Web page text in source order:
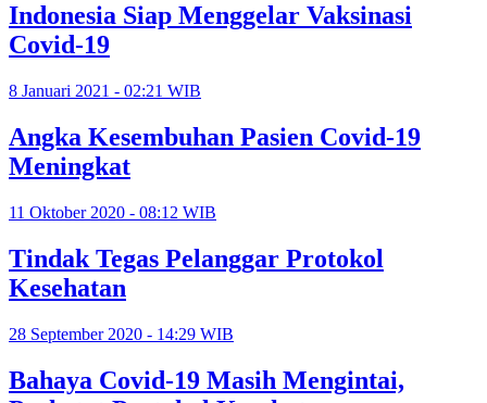
Indonesia Siap Menggelar Vaksinasi
Covid-19
8 Januari 2021 - 02:21 WIB
Angka Kesembuhan Pasien Covid-19
Meningkat
11 Oktober 2020 - 08:12 WIB
Tindak Tegas Pelanggar Protokol
Kesehatan
28 September 2020 - 14:29 WIB
Bahaya Covid-19 Masih Mengintai,